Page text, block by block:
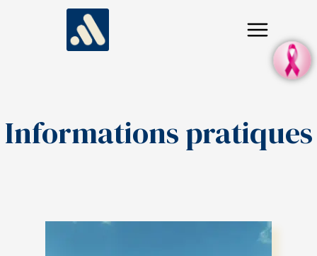
Informations pratiques